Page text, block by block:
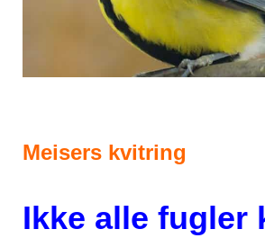
Meisers kvitring
Ikke alle fugler